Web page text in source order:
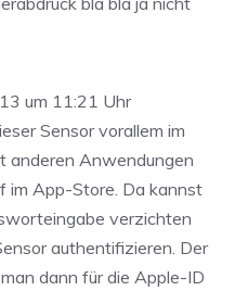
um 11:21 Uhr
Sensor vorallem im
anderen Anwendungen
im App-Store. Da kannst
verzichten
authentifizieren. Der
dann für die Apple-ID